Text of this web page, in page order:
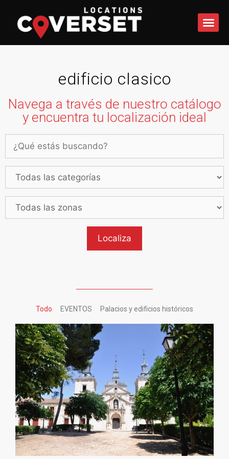
edificio clasico
Navega a través de nuestro catálogo
y encuentra tu localización ideal
Todo EVENTOS Palacios y edificios históricos